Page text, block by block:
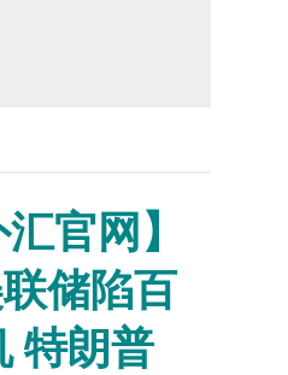
官网】
储陷百
特朗普